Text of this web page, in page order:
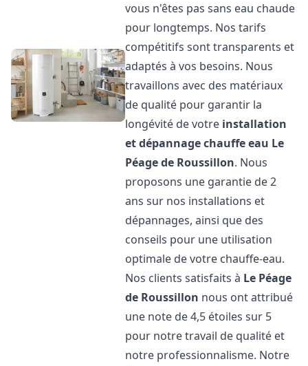
vous n'êtes pas sans eau chaude
pour longtemps. Nos tarifs
compétitifs sont transparents et
adaptés à vos besoins. Nous
travaillons avec des matériaux
de qualité pour garantir la
longévité de votre installation
et dépannage chauffe eau Le
Péage de Roussillon. Nous
proposons une garantie de 2
ans sur nos installations et
dépannages, ainsi que des
conseils pour une utilisation
optimale de votre chauffe-eau.
Nos clients satisfaits à Le Péage
de Roussillon nous ont attribué
une note de 4,5 étoiles sur 5
pour notre travail de qualité et
notre professionnalisme. Notre